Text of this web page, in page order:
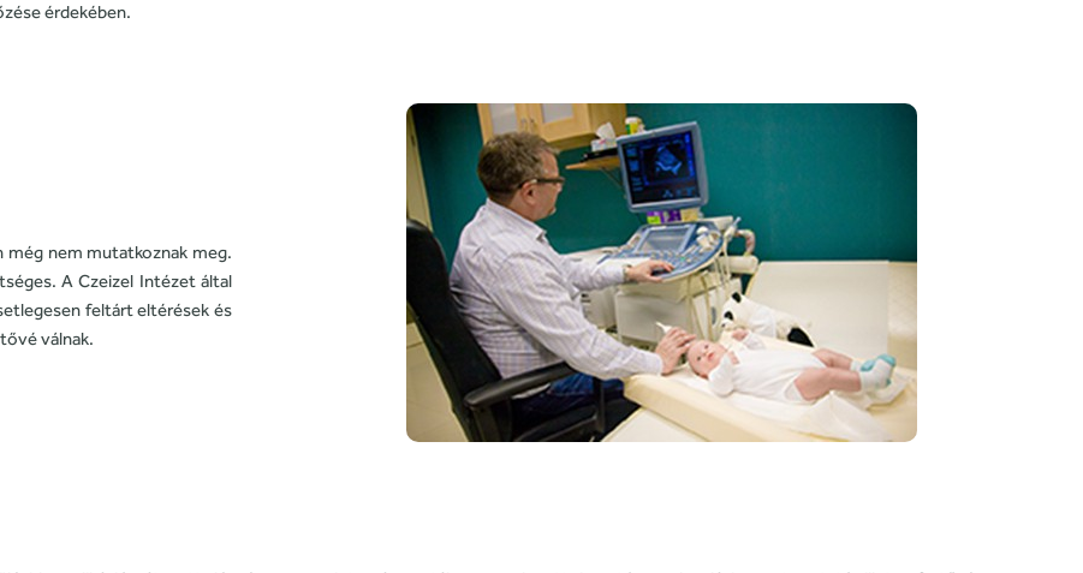
érdekében.
még nem mutatkoznak meg.
A Czeizel Intézet által
feltárt eltérések és
válnak.